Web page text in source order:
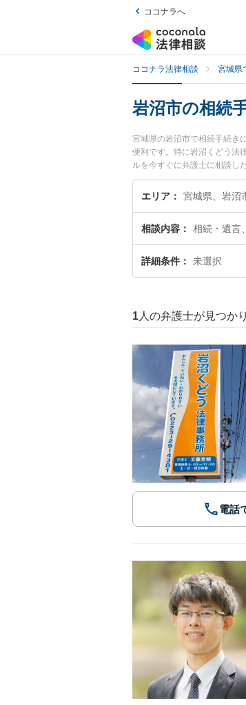
ココナラへ
ココナラ法律相談 宮城県
岩沼市の相続
宮城県の岩沼市で相続手続き
便利です。特に岩沼くどう法
ルを今すぐに弁護士に相談し
予約したい』などでお困りの
エリア 宮城県、岩沼
相談内容 相続・遺言
詳細条件 未選択
1 人の弁護士が見つか
電話